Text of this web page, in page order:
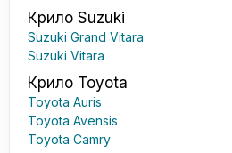
Крило Suzuki
Suzuki Grand Vitara
Suzuki Vitara
Крило Toyota
Toyota Auris
Toyota Avensis
Toyota Camry